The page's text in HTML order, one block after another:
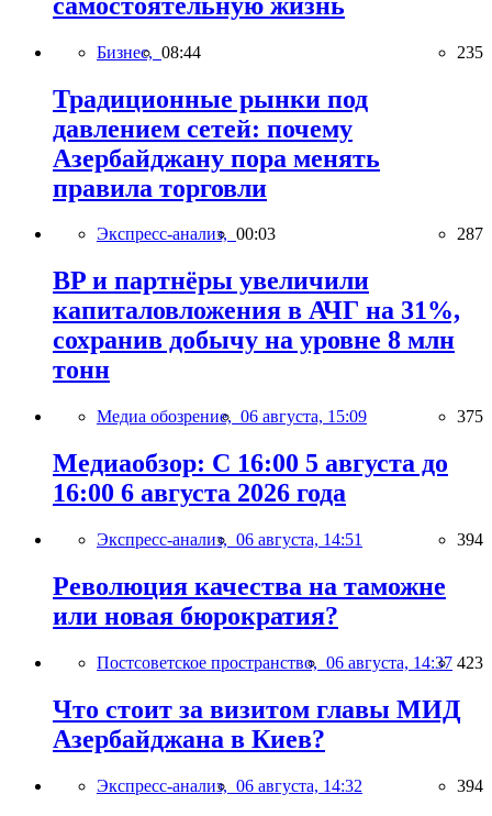
Бизнес, 08:44 235
Традиционные рынки под
давлением сетей: почему
Азербайджану пора менять
правила торговли
Экспресс-анализ, 00:03 287
BP и партнёры увеличили
капиталовложения в АЧГ на 31%,
сохранив добычу на уровне 8 млн
тонн
Медиа обозрение, 06 августа, 15:09 375
Медиаобзор: С 16:00 5 августа до
16:00 6 августа 2026 года
Экспресс-анализ, 06 августа, 14:51 394
Революция качества на таможне
или новая бюрократия?
Постсоветское пространство, 06 августа, 14:37 423
Что стоит за визитом главы МИД
Азербайджана в Киев?
Экспресс-анализ, 06 августа, 14:32 394